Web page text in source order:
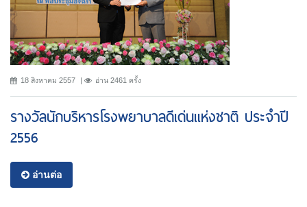
18 สิงหาคม 2557 อ่าน 2461 ครั้ง
รางวัลนักบริหารโรงพยาบาลดีเด่นแห่งชาติ ประจำปี
2556
อ่านต่อ